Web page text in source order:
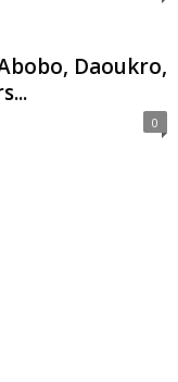
Daoukro,
0